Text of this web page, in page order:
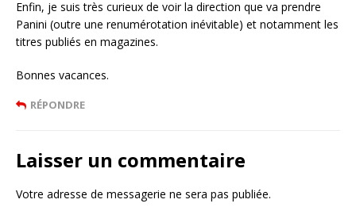
Enfin, je suis très curieux de voir la direction que va prendre
Panini (outre une renumérotation inévitable) et notamment les
titres publiés en magazines.
Bonnes vacances.
RÉPONDRE
Laisser un commentaire
Votre adresse de messagerie ne sera pas publiée.